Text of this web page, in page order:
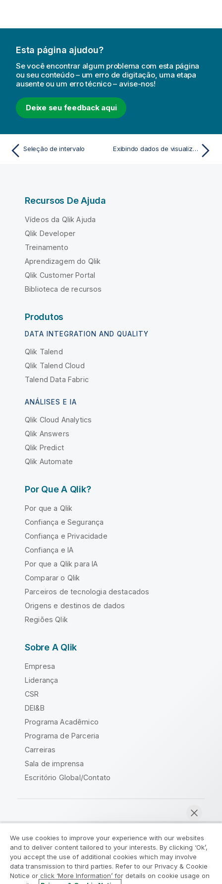
Esta página ajudou?
Se você encontrar algum problema com esta página
ou seu conteúdo – um erro de digitação, uma etapa
ausente ou um erro técnico – avise-nos!
Deixe seu feedback aqui
Seleção de intervalo Exibindo dados de visualizações
Recursos De Ajuda
Vídeos da Qlik Ajuda
Qlik Developer
Treinamento
Aprendizagem do Qlik
Qlik Customer Portal
Biblioteca de recursos
Produtos
DATA INTEGRATION AND QUALITY
Qlik Talend
Qlik Talend Cloud
Talend Data Fabric
ANÁLISES E IA
Qlik Cloud Analytics
Qlik Answers
Qlik Predict
Qlik Automate
Por Que A Qlik?
Por que a Qlik
Confiança e Segurança
Confiança e Privacidade
Confiança e IA
Por que a Qlik para IA
Comparar o Qlik
Parceiros de tecnologia destacados
Origens e destinos de dados
Regiões Qlik
Sobre A Qlik
Empresa
Liderança
CSR
DEI&B
Programa Acadêmico
Programa de Parceria
Carreiras
Sala de imprensa
Escritório Global/Contato
Acordos legais
Termos do produto
Legal Policies
Políticas Legais
Termos de uso
Marcas comerciais
We use cookies to improve your experience with our websites
and to deliver content tailored to your interests. By clicking ‘Ok’,
you accept the use of additional cookies which may involve
data transmission to third parties. Refer to our Privacy & Cookie
Notice or click ‘More Information’ for details on cookie usage on